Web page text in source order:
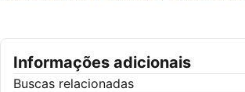
Informações adicionais
Buscas relacionadas